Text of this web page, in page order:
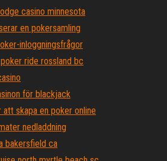
casino minnesota
en pokersamling
inloggningsfrågor
ride rossland bc
för blackjack
skapa en poker online
nedladdning
bakersfield ca